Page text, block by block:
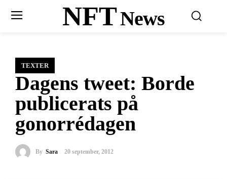
NFTNews
TEXTER
Dagens tweet: Borde
publicerats på
gonorrédagen
By Sara 20 september, 2012